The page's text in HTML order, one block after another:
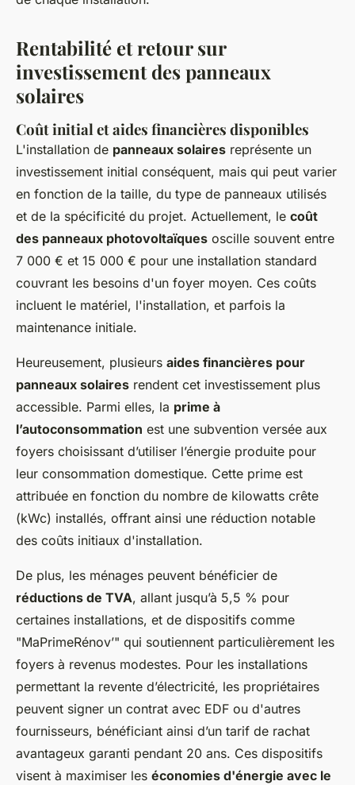
Rentabilité et retour sur
investissement des panneaux
solaires
Coût initial et aides financières disponibles
L'installation de panneaux solaires représente un
investissement initial conséquent, mais qui peut varier
en fonction de la taille, du type de panneaux utilisés
et de la spécificité du projet. Actuellement, le coût
des panneaux photovoltaïques oscille souvent entre
7 000 € et 15 000 € pour une installation standard
couvrant les besoins d'un foyer moyen. Ces coûts
incluent le matériel, l'installation, et parfois la
maintenance initiale.
Heureusement, plusieurs aides financières pour
panneaux solaires rendent cet investissement plus
accessible. Parmi elles, la prime à
l’autoconsommation est une subvention versée aux
foyers choisissant d’utiliser l’énergie produite pour
leur consommation domestique. Cette prime est
attribuée en fonction du nombre de kilowatts crête
(kWc) installés, offrant ainsi une réduction notable
des coûts initiaux d'installation.
De plus, les ménages peuvent bénéficier de
réductions de TVA, allant jusqu’à 5,5 % pour
certaines installations, et de dispositifs comme
"MaPrimeRénov’" qui soutiennent particulièrement les
foyers à revenus modestes. Pour les installations
permettant la revente d’électricité, les propriétaires
peuvent signer un contrat avec EDF ou d'autres
fournisseurs, bénéficiant ainsi d’un tarif de rachat
avantageux garanti pendant 20 ans. Ces dispositifs
visent à maximiser les économies d'énergie avec le